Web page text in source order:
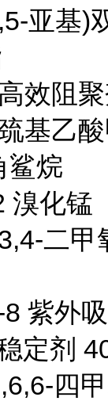
亚基)
效阻
基乙
鲨烷
溴化锰
二甲
紫外
定剂
四